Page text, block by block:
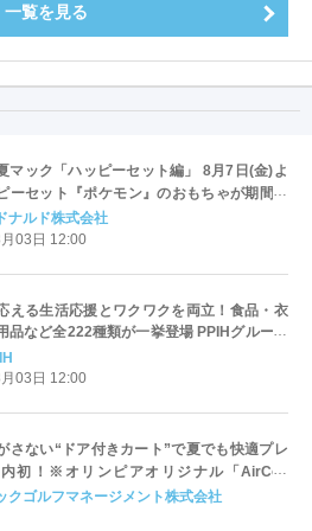
一覧を見る
マック「ハッピーセット編」 8月7日(金)よ
ーセット『ポケモン』のおもちゃが期間限
ナルド株式会社
03日 12:00
える生活応援とワクワクを両立！食品・衣
品など全222種類が一挙登場 PPIHグループ
＆セール 8月6日(木)より順次スタート
03日 12:00
さない“ドア付きカート”で夏でも快適プレ
！※オリンピアオリジナル「AirCon
コンカート）」導入 | ＰＧＭ
クゴルフマネージメント株式会社